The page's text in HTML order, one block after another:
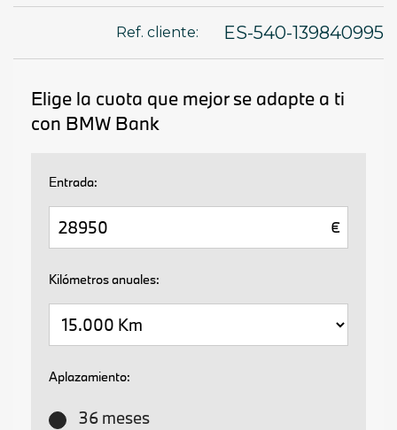
Ref. cliente: ES-540-139840995